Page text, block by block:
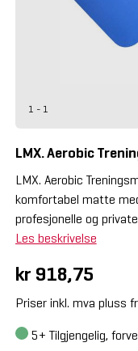
1 - 1
LMX. Aerobic
LMX. Aerobic
komfortabel matte
profesjonelle og
Les beskrivelse
kr 918,75
Priser inkl. mva pluss
5+ Tilgjengelig,